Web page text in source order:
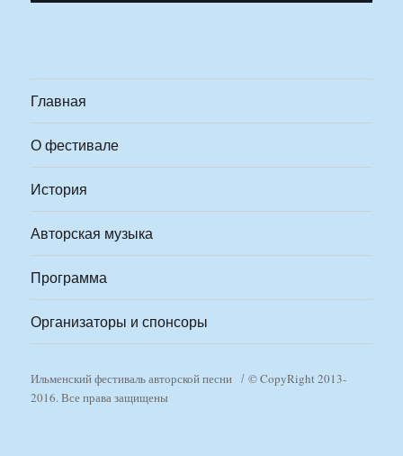
Главная
О фестивале
История
Авторская музыка
Программа
Организаторы и спонсоры
Ильменский фестиваль авторской песни
© CopyRight 2013-
2016. Все права защищены